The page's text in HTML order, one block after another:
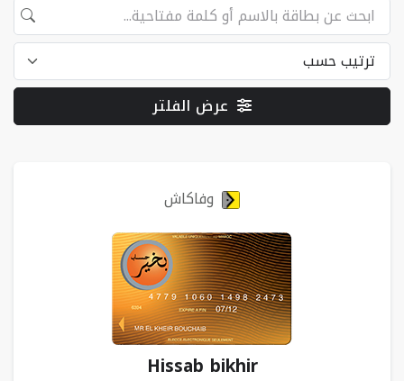
عرض الفلتر
وفاكاش
Hissab bikhir